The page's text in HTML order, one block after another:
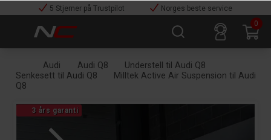
5 Stjerner på Trustpilot
Norges beste service
0
Audi Audi Q8
Understell til Audi Q8
Senkesett til Audi Q8
Milltek Active Air Suspension til Audi
Q8
3 års garanti